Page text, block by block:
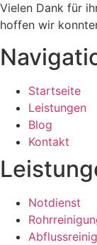
Vielen Dank für
hoffen wir
Startseite
Leistungen
Blog
Kontakt
Notdienst